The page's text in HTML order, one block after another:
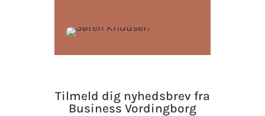
Tilmeld dig nyhedsbrev fra
Business Vordingborg